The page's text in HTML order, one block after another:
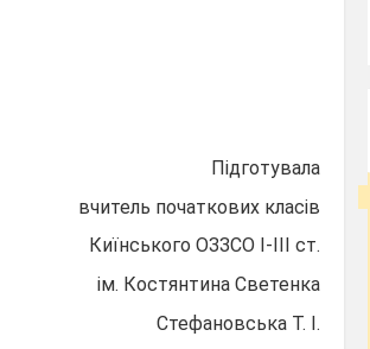
Підготувала
вчитель початкових класів
Киїнського ОЗЗСО І-ІІІ ст.
ім. Костянтина Светенка
Стефановська Т. І.